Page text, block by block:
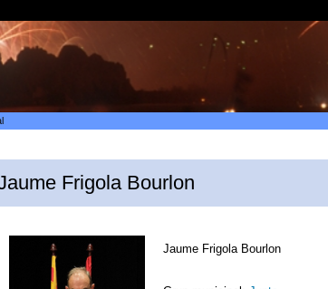
Frigola Bourlon
Jaume Frigola Bourlon